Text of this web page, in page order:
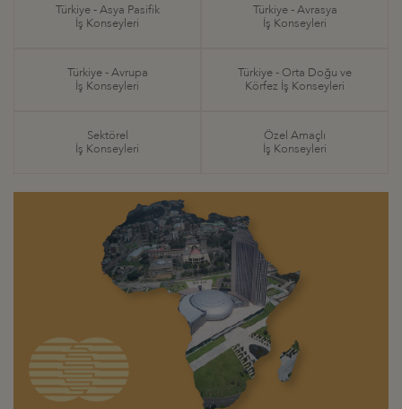
Türkiye - Asya Pasifik
İş Konseyleri
Türkiye - Avrasya
İş Konseyleri
Türkiye - Avrupa
İş Konseyleri
Türkiye - Orta Doğu ve
Körfez İş Konseyleri
Sektörel
İş Konseyleri
Özel Amaçlı
İş Konseyleri